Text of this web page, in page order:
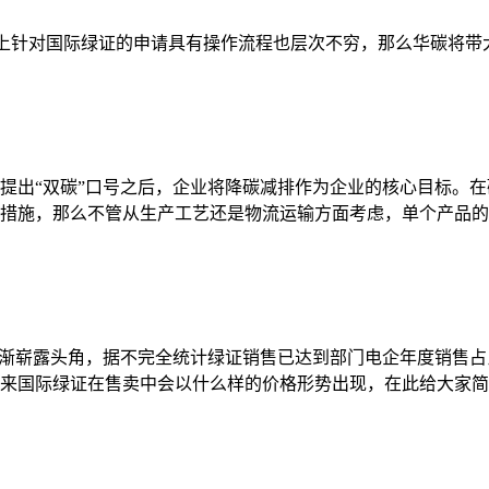
对国际绿证的申请具有操作流程也层次不穷，那么华碳将
出“双碳”口号之后，企业将降碳减排作为企业的核心目标。
施，那么不管从生产工艺还是物流运输方面考虑，单个产品
崭露头角，据不完全统计绿证销售已达到部门电企年度销售
国际绿证在售卖中会以什么样的价格形势出现，在此给大家